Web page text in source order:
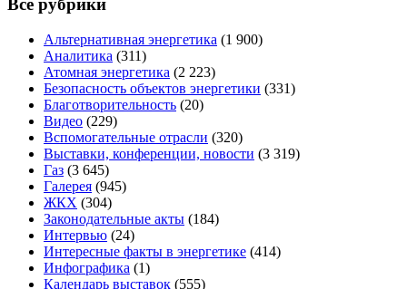
Все рубрики
Альтернативная энергетика (1 900)
Аналитика (311)
Атомная энергетика (2 223)
Безопасность объектов энергетики (331)
Благотворительность (20)
Видео (229)
Вспомогательные отрасли (320)
Выставки, конференции, новости (3 319)
Газ (3 645)
Галерея (945)
ЖКХ (304)
Законодательные акты (184)
Интервью (24)
Интересные факты в энергетике (414)
Инфографика (1)
Календарь выставок (555)